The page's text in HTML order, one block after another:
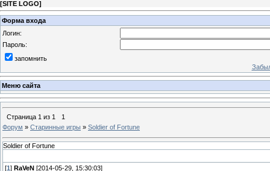
[SITE LOGO]
Форма входа
Логин:
Пароль:
запомнить
Меню сайта
Страница 1 из 1
1
Форум » Старинные игры » Soldier of Fortune
Soldier of Fortune
[1 ] RaVeN [2014-05-29, 15:30:03]